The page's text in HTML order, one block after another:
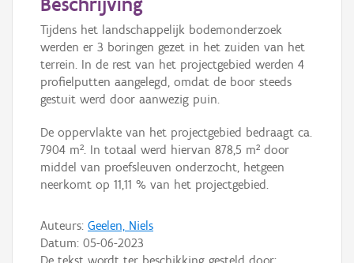
Tijdens het landschappelijk bodemonderzoek
werden er 3 boringen gezet in het zuiden van het
terrein. In de rest van het projectgebied werden 4
profielputten aangelegd, omdat de boor steeds
gestuit werd door aanwezig puin.
De oppervlakte van het projectgebied bedraagt ca.
7904 m². In totaal werd hiervan 878,5 m² door
middel van proefsleuven onderzocht, hetgeen
neerkomt op 11,11 % van het projectgebied.
Auteurs: Geelen, Niels
Datum: 05-06-2023